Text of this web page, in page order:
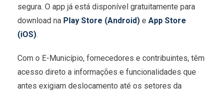
segura. O app já está disponível gratuitamente para
download na Play Store (Android) e App Store
(iOS).
Com o E-Município, fornecedores e contribuintes, têm
acesso direto a informações e funcionalidades que
antes exigiam deslocamento até os setores da